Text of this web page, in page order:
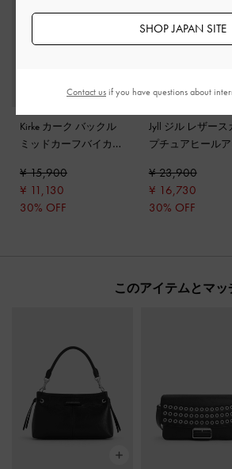
Kirke カーク バックル
ミッドカーフバイカー
¥ 15,900
¥ 11,130
30% OFF
Jyll ジル レザース
プチュアヒールア
テント
¥ 23,900
¥ 16,730
30% OFF
このアイテムとマッ
SHOP JAPAN SITE
Contact usif you have questions about